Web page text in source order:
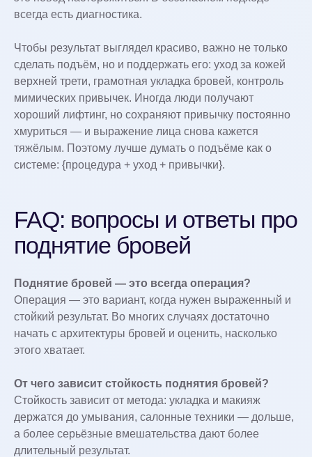
всегда есть диагностика.
Чтобы результат выглядел красиво, важно не только
сделать подъём, но и поддержать его: уход за кожей
верхней трети, грамотная укладка бровей, контроль
мимических привычек. Иногда люди получают
хороший лифтинг, но сохраняют привычку постоянно
хмуриться — и выражение лица снова кажется
тяжёлым. Поэтому лучше думать о подъёме как о
системе: {процедура + уход + привычки}.
FAQ: вопросы и ответы про
поднятие бровей
Поднятие бровей — это всегда операция?
Операция — это вариант, когда нужен выраженный и
стойкий результат. Во многих случаях достаточно
начать с архитектуры бровей и оценить, насколько
этого хватает.
От чего зависит стойкость поднятия бровей?
Стойкость зависит от метода: укладка и макияж
держатся до умывания, салонные техники — дольше,
а более серьёзные вмешательства дают более
длительный результат.